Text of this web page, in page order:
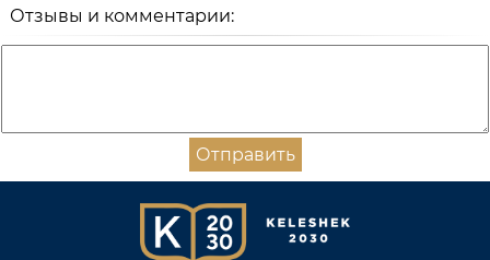
Отзывы и комментарии:
Отправить